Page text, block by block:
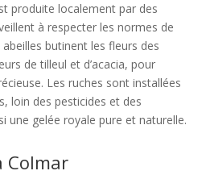
produite localement par des
à respecter les normes de
butinent les fleurs des
de tilleul et d’acacia, pour
Les ruches sont installées
loin des pesticides et des
une gelée royale pure et naturelle.
Colmar